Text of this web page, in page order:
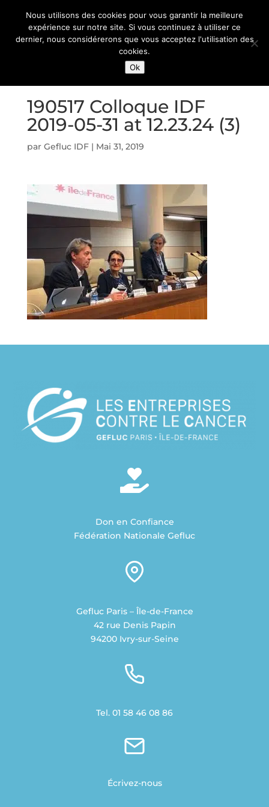
190517 Colloque IDF
2019-05-31 at 12.23.24 (3)
par Gefluc IDF| Mai 31, 2019
Don en Confiance
Fédération Nationale Gefluc
Gefluc Paris – Île-de-France
42 rue Denis Papin
94200 Ivry-sur-Seine
Tel. 01 58 46 08 86
Écrivez-nous
Nous utilisons des cookies pour vous garantir la meilleure
expérience sur notre site. Si vous continuez à utiliser ce
dernier, nous considérerons que vous acceptez l'utilisation des
cookies.
Ok